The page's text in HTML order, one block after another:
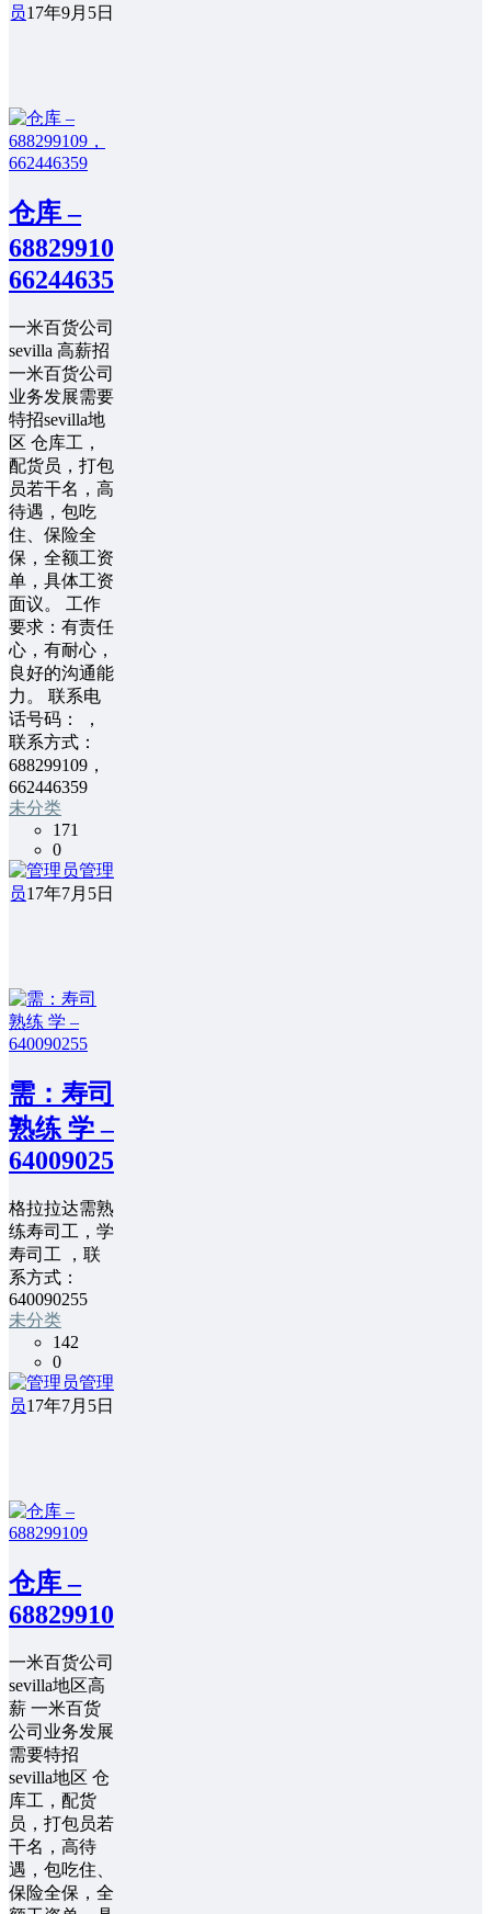
员17年9月5日
仓库 –
688299109，
662446359
一米百货公司
sevilla 高薪招
一米百货公司
业务发展需要
特招sevilla地
区 仓库工，
配货员，打包
员若干名，高
待遇，包吃
住、保险全
保，全额工资
单，具体工资
面议。 工作
要求：有责任
心，有耐心，
良好的沟通能
力。 联系电
话号码： ，
联系方式：
688299109，
662446359
未分类
171
0
管理
员17年7月5日
需：寿司
熟练 学 –
640090255
格拉拉达需熟
练寿司工，学
寿司工 ，联
系方式：
640090255
未分类
142
0
管理
员17年7月5日
仓库 –
688299109
一米百货公司
sevilla地区高
薪 一米百货
公司业务发展
需要特招
sevilla地区 仓
库工，配货
员，打包员若
干名，高待
遇，包吃住、
保险全保，全